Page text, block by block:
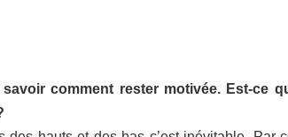
comment rester motivée. Est-ce